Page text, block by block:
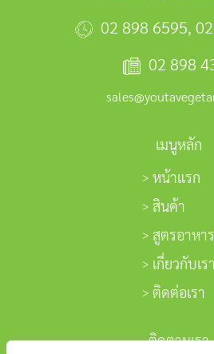
02 898 6595,
02 898
เมนูหลัก
หน้าแรก
สินค้า
สูตรอาหาร
เกี่ยวกับเรา
ติดต่อเรา
ติดตามเรา